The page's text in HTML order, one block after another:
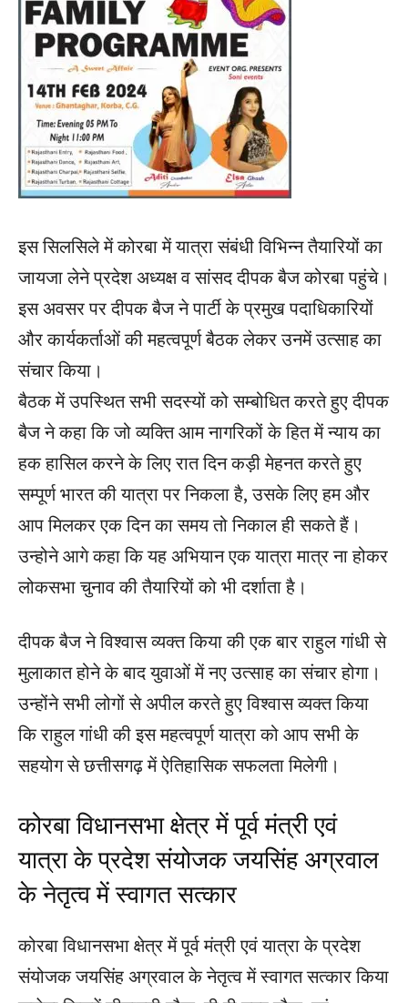
इस सिलसिले में कोरबा में यात्रा संबंधी विभिन्न तैयारियों का
जायजा लेने प्रदेश अध्यक्ष व सांसद दीपक बैज कोरबा पहुंचे।
इस अवसर पर दीपक बैज ने पार्टी के प्रमुख पदाधिकारियों
और कार्यकर्ताओं की महत्वपूर्ण बैठक लेकर उनमें उत्साह का
संचार किया।
बैठक में उपस्थित सभी सदस्यों को सम्बोधित करते हुए दीपक
बैज ने कहा कि जो व्यक्ति आम नागरिकों के हित में न्याय का
हक हासिल करने के लिए रात दिन कड़ी मेहनत करते हुए
सम्पूर्ण भारत की यात्रा पर निकला है, उसके लिए हम और
आप मिलकर एक दिन का समय तो निकाल ही सकते हैं।
उन्होने आगे कहा कि यह अभियान एक यात्रा मात्र ना होकर
लोकसभा चुनाव की तैयारियों को भी दर्शाता है।
दीपक बैज ने विश्वास व्यक्त किया की एक बार राहुल गांधी से
मुलाकात होने के बाद युवाओं में नए उत्साह का संचार होगा।
उन्होंने सभी लोगों से अपील करते हुए विश्वास व्यक्त किया
कि राहुल गांधी की इस महत्वपूर्ण यात्रा को आप सभी के
सहयोग से छत्तीसगढ़ में ऐतिहासिक सफलता मिलेगी।
कोरबा विधानसभा क्षेत्र में पूर्व मंत्री एवं
यात्रा के प्रदेश संयोजक जयसिंह अग्रवाल
के नेतृत्व में स्वागत सत्कार
कोरबा विधानसभा क्षेत्र में पूर्व मंत्री एवं यात्रा के प्रदेश
संयोजक जयसिंह अग्रवाल के नेतृत्व में स्वागत सत्कार किया